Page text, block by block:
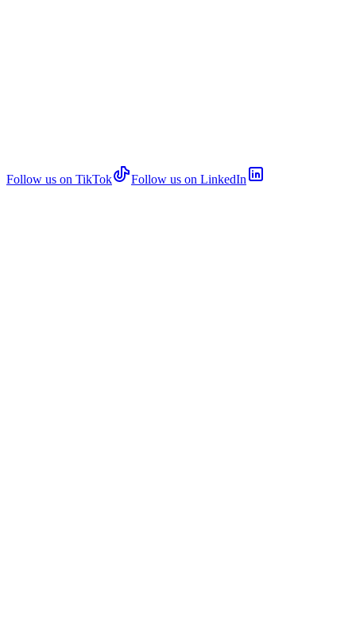
Follow us on TikTok Follow us on LinkedIn